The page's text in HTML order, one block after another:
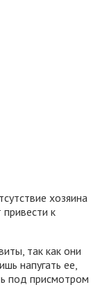
хозяина
к
так как они
напугать ее,
под присмотром